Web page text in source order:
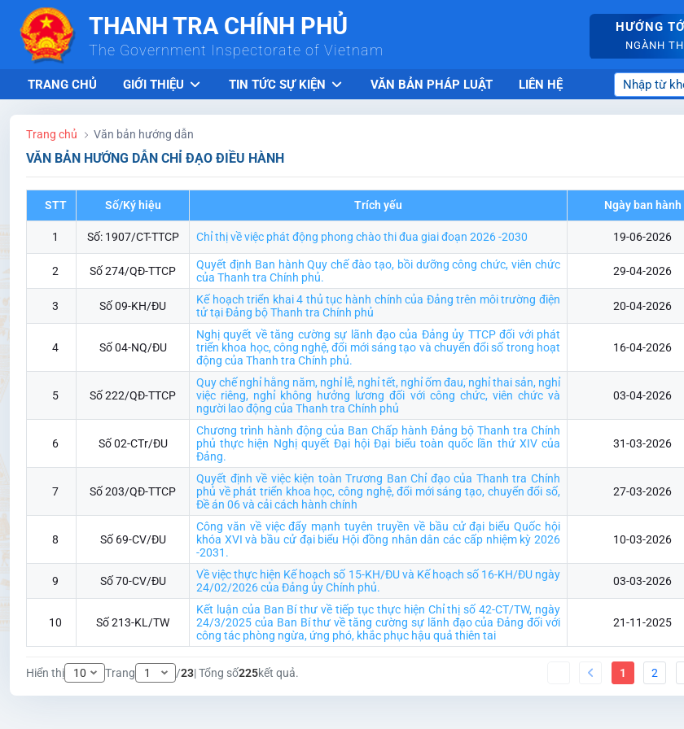
Skip to Main ContentTHANH TRA CHÍNH PHỦ
The Government Inspectorate of Vietnam
HƯỚNG
NGÀNH
TRANG CHỦ GIỚI THIỆU TIN TỨC SỰ KIỆN VĂN BẢN PHÁP LUẬT LIÊN HỆ
Trang chủ Văn bản hướng dẫn
VĂN BẢN HƯỚNG DẪN CHỈ ĐẠO ĐIỀU HÀNH
STT Số/Ký hiệu Trích yếu Ngày ban hành
1 Số: 1907/CT-TTCP Chỉ thị về việc phát động phong chào thi đua giai đoạn 2026 -2030 19-06-2026
2 Số 274/QĐ-TTCP
Quyết định Ban hành Quy chế đào tạo, bồi dưỡng công chức, viên chức
của Thanh tra Chính phủ.
29-04-2026
3 Số 09-KH/ĐU
Kế hoạch triển khai 4 thủ tục hành chính của Đảng trên môi trường điện
tử tại Đảng bộ Thanh tra Chính phủ
20-04-2026
4 Số 04-NQ/ĐU
Nghị quyết về tăng cường sự lãnh đạo của Đảng ủy TTCP đối với phát
triển khoa học, công nghệ, đổi mới sáng tạo và chuyển đổi số trong hoạt
động của Thanh tra Chính phủ.
16-04-2026
5 Số 222/QĐ-TTCP
Quy chế nghỉ hằng năm, nghỉ lễ, nghỉ tết, nghỉ ốm đau, nghỉ thai sản, nghỉ
việc riêng, nghỉ không hưởng lương đối với công chức, viên chức và
người lao động của Thanh tra Chính phủ
03-04-2026
6 Số 02-CTr/ĐU
Chương trình hành động của Ban Chấp hành Đảng bộ Thanh tra Chính
phủ thực hiện Nghị quyết Đại hội Đại biểu toàn quốc lần thứ XIV của
Đảng.
31-03-2026
7 Số 203/QĐ-TTCP
Quyết định về việc kiện toàn Trương Ban Chỉ đạo của Thanh tra Chính
phủ về phát triển khoa học, công nghệ, đổi mới sáng tạo, chuyển đổi số,
Đề án 06 và cải cách hành chính
27-03-2026
8 Số 69-CV/ĐU
Công văn về việc đẩy mạnh tuyên truyền về bầu cử đại biểu Quốc hội
khóa XVI và bầu cử đại biểu Hội đồng nhân dân các cấp nhiệm kỳ 2026
-2031.
10-03-2026
9 Số 70-CV/ĐU
Về việc thực hiện Kế hoạch số 15-KH/ĐU và Kế hoạch số 16-KH/ĐU ngày
24/02/2026 của Đảng ủy Chính phủ.
03-03-2026
10 Số 213-KL/TW
Kết luận của Ban Bí thư về tiếp tục thực hiện Chỉ thị số 42-CT/TW, ngày
24/3/2025 của Ban Bí thư về tăng cường sự lãnh đạo của Đảng đối với
công tác phòng ngừa, ứng phó, khắc phục hậu quả thiên tai
21-11-2025
Hiển thị Trang /23| Tổng số225kết quả. 1 2